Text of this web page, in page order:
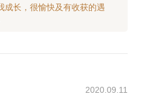
成长，很愉快及有收获的遇
2020.09.11